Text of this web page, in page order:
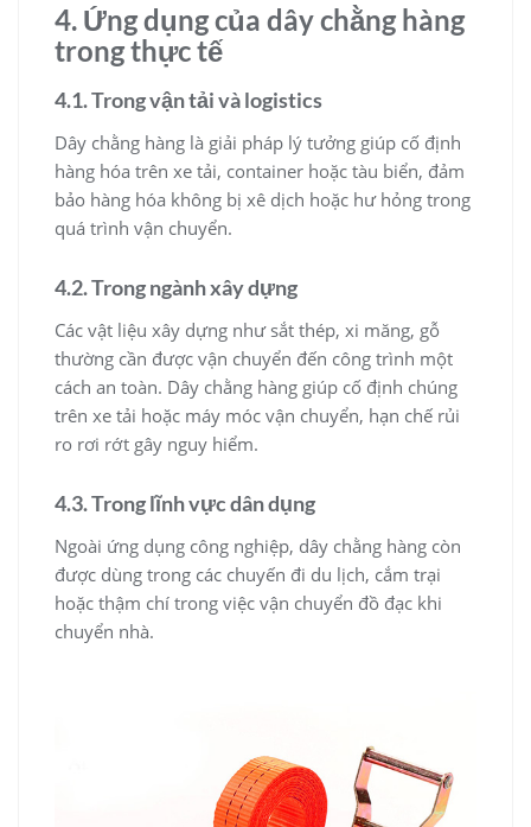
4. Ứng dụng của dây chằng hàng
trong thực tế
4.1. Trong vận tải và logistics
Dây chằng hàng là giải pháp lý tưởng giúp cố định
hàng hóa trên xe tải, container hoặc tàu biển, đảm
bảo hàng hóa không bị xê dịch hoặc hư hỏng trong
quá trình vận chuyển.
4.2. Trong ngành xây dựng
Các vật liệu xây dựng như sắt thép, xi măng, gỗ
thường cần được vận chuyển đến công trình một
cách an toàn. Dây chằng hàng giúp cố định chúng
trên xe tải hoặc máy móc vận chuyển, hạn chế rủi
ro rơi rớt gây nguy hiểm.
4.3. Trong lĩnh vực dân dụng
Ngoài ứng dụng công nghiệp, dây chằng hàng còn
được dùng trong các chuyến đi du lịch, cắm trại
hoặc thậm chí trong việc vận chuyển đồ đạc khi
chuyển nhà.